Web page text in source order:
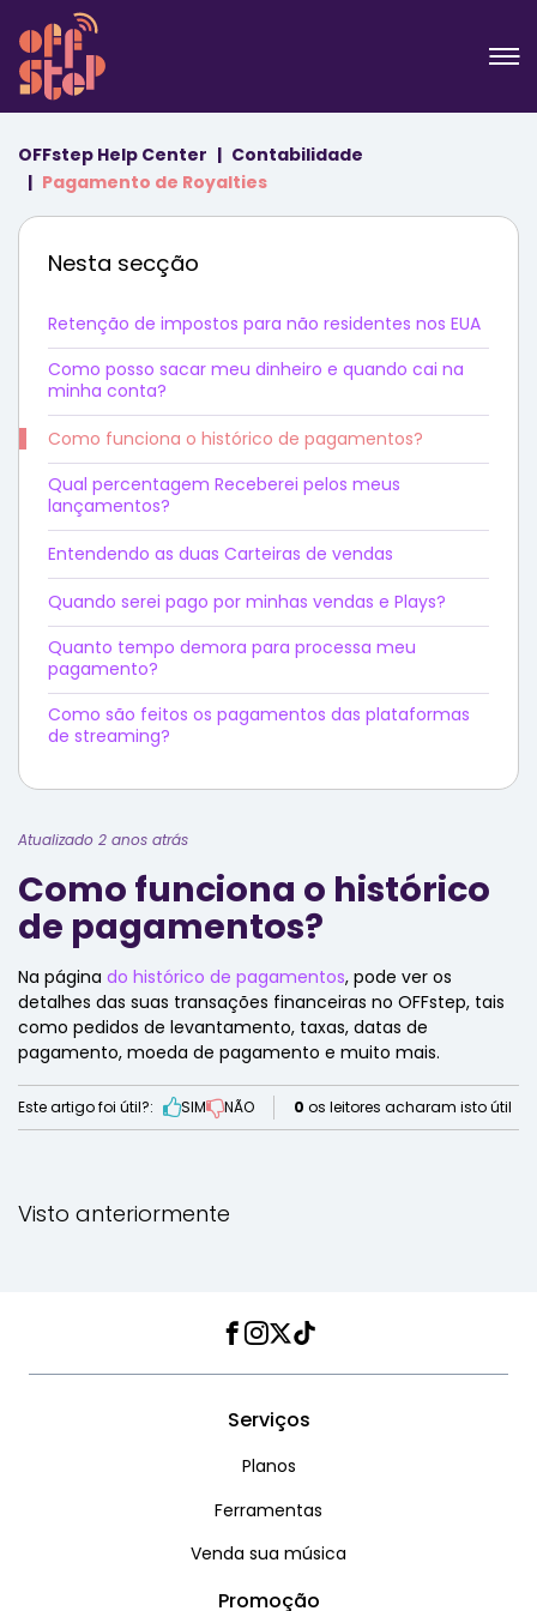
OFFstep Help Center
Contabilidade
Pagamento de Royalties
Nesta secção
Retenção de impostos para não residentes nos EUA
Como posso sacar meu dinheiro e quando cai na
minha conta?
Como funciona o histórico de pagamentos?
Qual percentagem Receberei pelos meus
lançamentos?
Entendendo as duas Carteiras de vendas
Quando serei pago por minhas vendas e Plays?
Quanto tempo demora para processa meu
pagamento?
Como são feitos os pagamentos das plataformas
de streaming?
Atualizado 2 anos atrás
Como funciona o histórico
de pagamentos?
Na página do histórico de pagamentos, pode ver os
detalhes das suas transações financeiras no OFFstep, tais
como pedidos de levantamento, taxas, datas de
pagamento, moeda de pagamento e muito mais.
Este artigo foi útil?: SIM NÃO 0 os leitores acharam isto útil
Visto anteriormente
Facebook
Instagram
Twitter
TikTok
Serviços
Planos
Ferramentas
Venda sua música
Promoção